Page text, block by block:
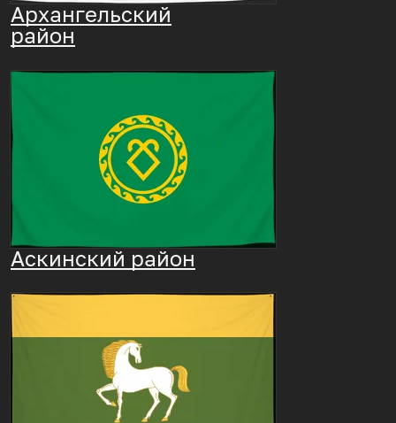
Архангельский
район
Аскинский район